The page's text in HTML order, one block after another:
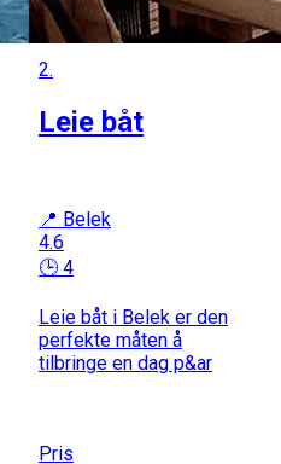
2.
Leie båt
📍 Belek
4.6
🕒 4
Leie båt i Belek er den
perfekte måten å
tilbringe en dag p&ar
Pris